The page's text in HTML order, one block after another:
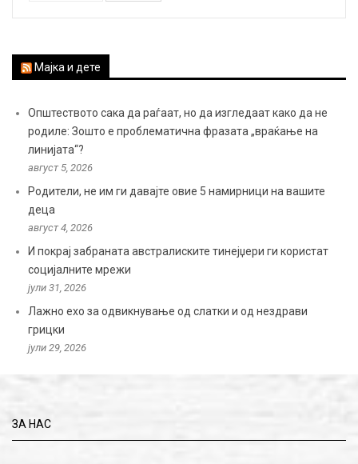
Мајка и дете
Општеството сака да раѓаат, но да изгледаат како да не
родиле: Зошто е проблематична фразата „враќање на
линијата“?
август 5, 2026
Родители, не им ги давајте овие 5 намирници на вашите
деца
август 4, 2026
И покрај забраната австралиските тинејџери ги користат
социјалните мрежи
јули 31, 2026
Лажно ехо за одвикнување од слатки и од нездрави
грицки
јули 29, 2026
ЗА НАС